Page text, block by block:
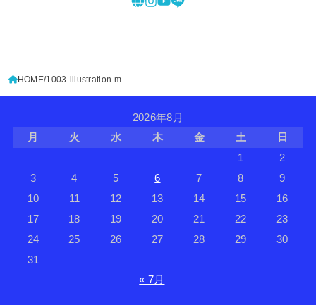
HOME 1003-illustration-m
2026年8月
月
火 水 木 金 土
日
1
2
3
4 5 6 7 8
9
10
11 12 13 14 15
16
17
18 19 20 21 22
23
24
25 26 27 28 29
30
31
« 7月